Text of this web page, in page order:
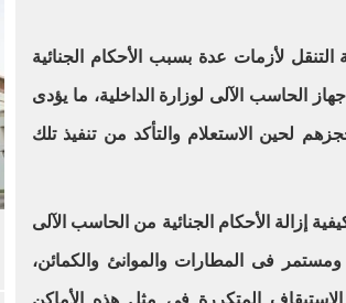
لأزمات عدة بسبب الأحكام الجنائية
الحاسب الآلى لوزارة الداخلية، ما يؤدى
لحين الاستعلام والتأكد من تنفيذ تلك
إزالة الأحكام الجنائية من الحاسب الآلى
فى المطارات والموانئ والكمائن،